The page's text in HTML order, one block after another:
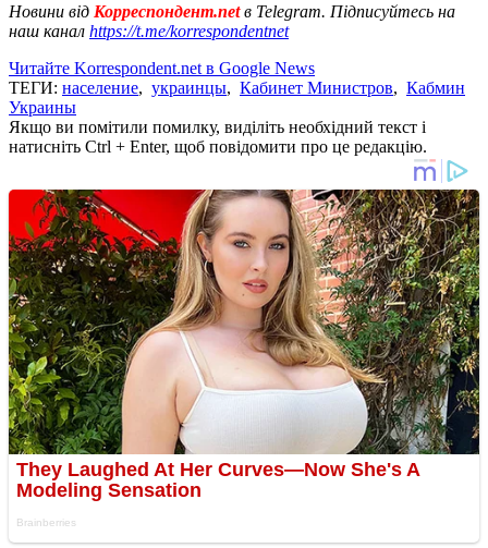
Новини від Корреспондент.netв Telegram. Підписуйтесь на
наш канал https://t.me/korrespondentnet
Читайте Korrespondent.net в Google News
ТЕГИ: население, украинцы, Кабинет Министров, Кабмин
Украины
Якщо ви помітили помилку, виділіть необхідний текст і
натисніть Ctrl + Enter, щоб повідомити про це редакцію.